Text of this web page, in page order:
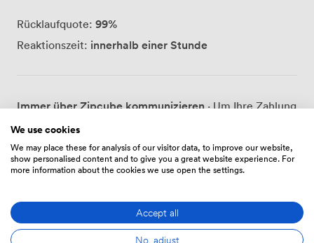
Besprechungen nutzen unsere Gäste besonders gern
Platz, und an kühlen Tagen sorgt der alte Kamin für eine
bis zu 60 Teilnehmern ausrichten können. Für Ihre
Präsentationen stellen wir Beamer, Flipcharts und
Whiteboards bereit, und natürlich funktioniert das
WLAN in allen Räumen zuverlässig. Wenn Sie
zwischendurch frische Luft brauchen, öffnen wir gern
großen Garten – viele Teams nutzen die Rasenfläche für
kreative Pausen oder verlegen bei schönem Wetter ihre
Kaffeepause nach draußen. Was das leibliche Wohl
Rücklaufquote: 99%
Reaktionszeit: innerhalb einer Stunde
Immer über Zipcube kommunizieren· Um Ihre Zahlung
außerhalb der Zipcube-Website oder -App
kommunizieren.
Preise
We use cookies
We may place these for analysis of our visitor data, to improve our website,
show personalised content and to give you a great website experience. For
more information about the cookies we use open the settings.
Accept all
No, adjust